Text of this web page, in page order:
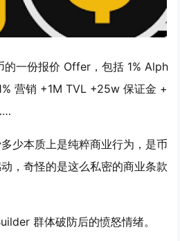
的一份报价 Offer，包括 1% Alph
营销 +1M TVL +25w 保证金 +
少本质上是纯粹商业行为，是币
，奇怪的是这么私密的商业条款
群体破防后的愤怒情绪。